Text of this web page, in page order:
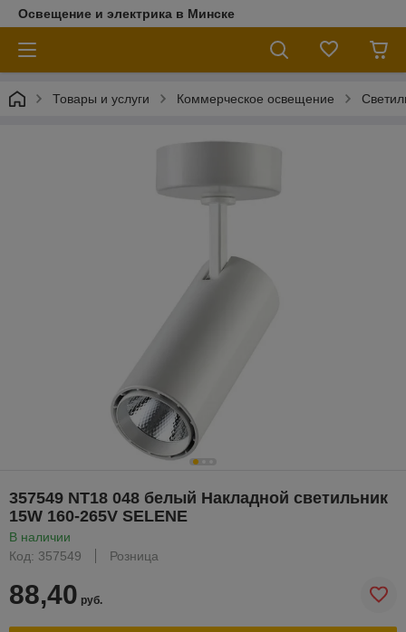
Освещение и электрика в Минске
Товары и услуги Коммерческое освещение
357549 NT18 048 белый Накладной светильник
15W 160-265V SELENE
В наличии
Код: 357549
Розница
88,40 руб.